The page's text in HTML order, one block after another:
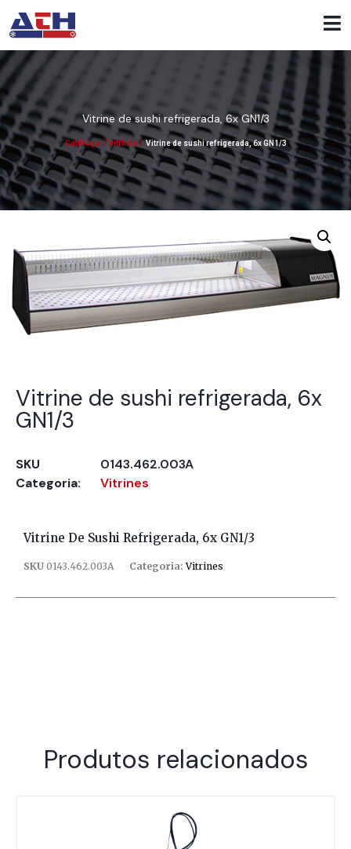
Vitrine de sushi refrigerada, 6x GN1/3
Catálogo / Vitrines / Vitrine de sushi refrigerada, 6x GN1/3
Vitrine de sushi refrigerada, 6x
GN1/3
SKU
0143.462.003A
Categoria:
Vitrines
Vitrine De Sushi Refrigerada, 6x GN1/3
SKU 0143.462.003A Categoria: Vitrines
Produtos relacionados